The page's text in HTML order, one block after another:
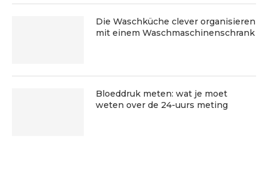
Die Waschküche clever organisieren
mit einem Waschmaschinenschrank
Bloeddruk meten: wat je moet
weten over de 24-uurs meting